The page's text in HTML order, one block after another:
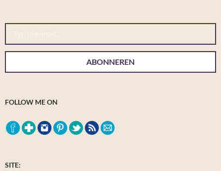
Typ je e-mail...
ABONNEREN
FOLLOW ME ON
SITE: